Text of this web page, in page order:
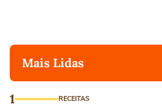
Mais Lidas
1 RECEITAS